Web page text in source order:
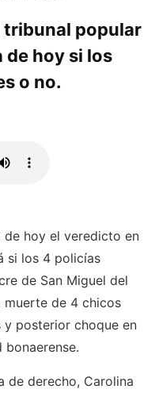
tribunal popular
de hoy si los
o no.
de hoy el veredicto en
si los 4 policías
de San Miguel del
muerte de 4 chicos
posterior choque en
bonaerense.
de derecho, Carolina